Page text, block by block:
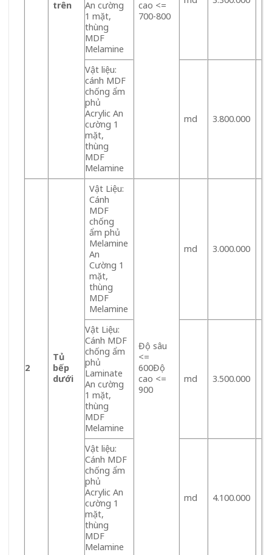
trên
cao <=
700-800
An cường
1 mặt,
thùng
MDF
Melamine
Vật liệu:
cánh MDF
chống ẩm
phủ
Acrylic An
cường 1
mặt,
thùng
MDF
Melamine
md 3.800.000
2
Tủ
bếp
dưới
Vật Liệu:
Cánh
MDF
chống
ẩm phủ
Melamine
An
Cường 1
mặt,
thùng
MDF
Melamine
Độ sâu
<=
600Độ
cao <=
900
md 3.000.000
Vật Liệu:
Cánh MDF
chống ẩm
phủ
Laminate
An cường
1 mặt,
thùng
MDF
Melamine
md 3.500.000
Vật liệu:
Cánh MDF
chống ẩm
phủ
Acrylic An
cường 1
mặt,
thùng
MDF
Melamine
md 4.100.000